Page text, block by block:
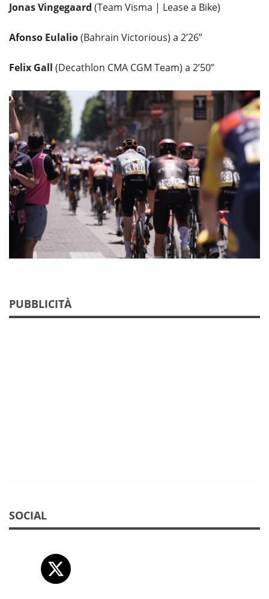
Jonas Vingegaard (Team Visma | Lease a Bike)
Afonso Eulalio(Bahrain Victorious) a 2’26”
Felix Gall (Decathlon CMA CGM Team) a 2’50”
PUBBLICITÀ
SOCIAL